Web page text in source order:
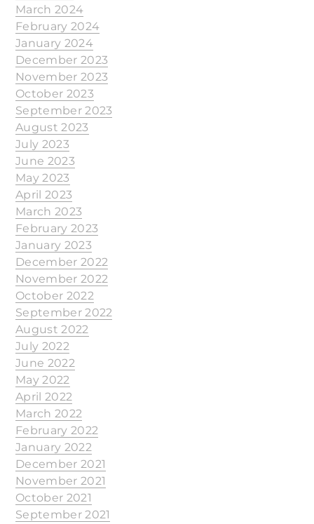
March 2024
February 2024
January 2024
December 2023
November 2023
October 2023
September 2023
August 2023
July 2023
June 2023
May 2023
April 2023
March 2023
February 2023
January 2023
December 2022
November 2022
October 2022
September 2022
August 2022
July 2022
June 2022
May 2022
April 2022
March 2022
February 2022
January 2022
December 2021
November 2021
October 2021
September 2021